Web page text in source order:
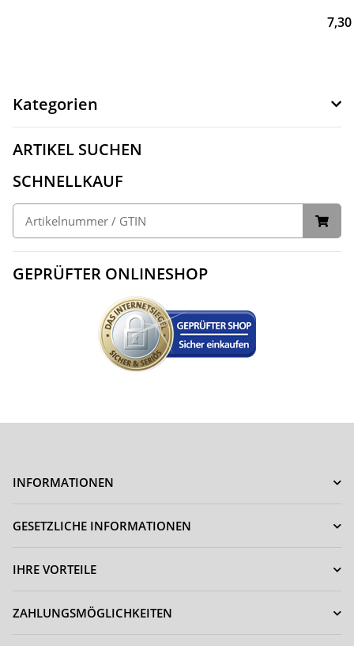
Kategorien
ARTIKEL SUCHEN
SCHNELLKAUF
GEPRÜFTER ONLINESHOP
INFORMATIONEN
GESETZLICHE INFORMATIONEN
IHRE VORTEILE
ZAHLUNGSMÖGLICHKEITEN